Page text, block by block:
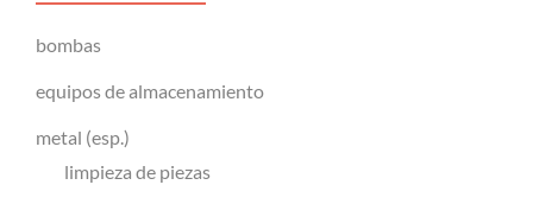
bombas
equipos de almacenamiento
metal (esp.)
limpieza de piezas